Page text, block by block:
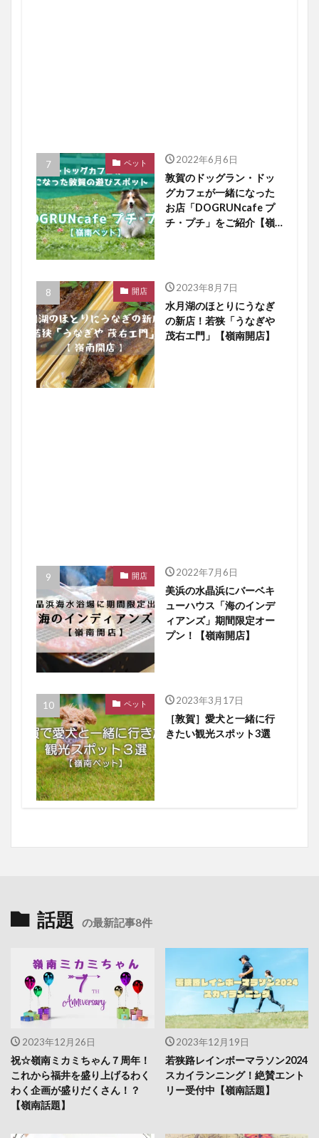
ペット 2022年6月6日
敦賀のドッグラン・ドッ
グカフェが一緒になった
お店「DOGRUNcafe プ
チ・プチ」をご紹介【嶺
開店 2023年8月7日
水月湖のほとりにうなぎ
の新店！若狭「うなぎや
茂右エ門」【嶺南開店】
開店 2022年7月6日
美浜の水晶浜にバーベキ
ューハウス「海のインデ
ィアンズ」期間限定オー
プン！【嶺南開店】
ペット 2023年3月17日
［敦賀］愛犬と一緒に行
きたい観光スポット3選
話題 の最新記事8件
2023年12月26日
祝☆嶺南ミカミちゃん７周年！
これから福井を盛り上げるわく
わく企画が盛りだくさん！？
【嶺南話題】
2023年12月19日
若狭路レインボーマラソン2024
スカイランニング！絶賛エント
リー受付中【嶺南話題】